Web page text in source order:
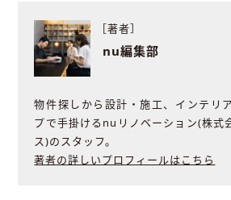
［著者］
nu編集部
物件探しから設計・施工、インテリ
プで手掛けるnuリノベーション(株式
ス)のスタッフ。
著者の詳しいプロフィールはこちら